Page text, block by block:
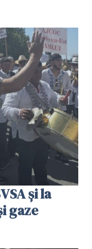
și la
gaze